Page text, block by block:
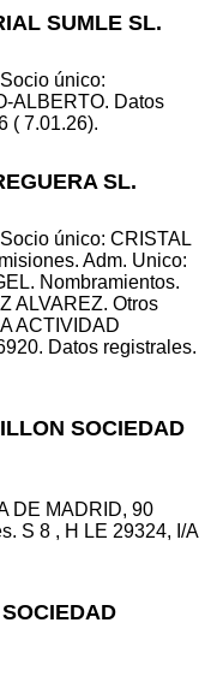
SUMLE SL.
único:
ALBERTO. Datos
( 7.01.26).
SL.
único: CRISTAL
Adm. Unico:
Nombramientos.
ALVAREZ. Otros
ACTIVIDAD
Datos registrales.
SOCIEDAD
DE MADRID, 90
S 8 , H LE 29324, I/A